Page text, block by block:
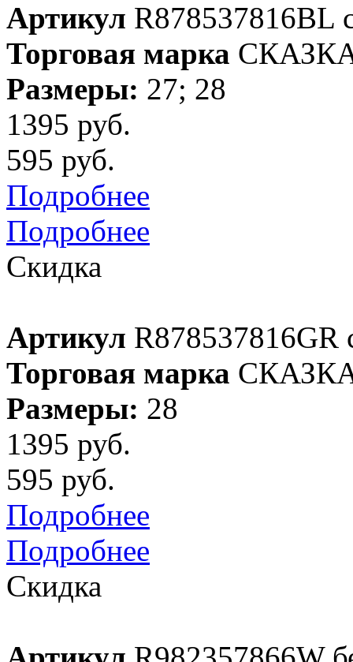
Артикул R878537816BL
Торговая марка
Размеры: 27; 28
1395 руб.
595 руб.
Подробнее
Подробнее
Скидка
Артикул R878537816GR
Торговая марка
Размеры: 28
1395 руб.
595 руб.
Подробнее
Подробнее
Скидка